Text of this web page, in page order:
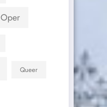
Oper
Queer